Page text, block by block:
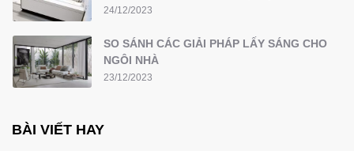
24/12/2023
SO SÁNH CÁC GIẢI PHÁP LẤY SÁNG CHO
NGÔI NHÀ
23/12/2023
BÀI VIẾT HAY